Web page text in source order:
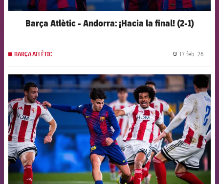
Barça Atlètic - Andorra: ¡Hacia la final! (2-1)
BARÇA ATLÈTIC 17 feb. 26
FCB Barcelona badge